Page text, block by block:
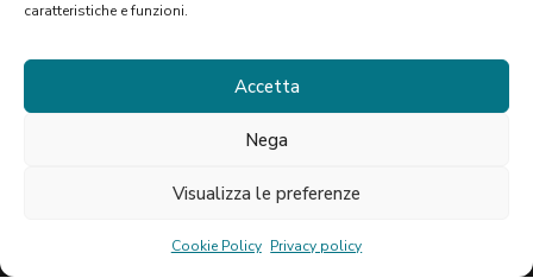
caratteristiche e funzioni.
Accetta
Nega
Visualizza le preferenze
Cookie Policy Privacy policy
©2021 Studio Nasca. P.Iva: 06796770821
Cookie Policy Designed by Webvox.it